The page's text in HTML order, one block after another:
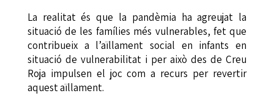
La realitat és que la pandèmia ha agreujat la
situació de les famílies més vulnerables, fet que
contribueix a l’aïllament social en infants en
situació de vulnerabilitat i per això des de Creu
Roja impulsen el joc com a recurs per revertir
aquest aïllament.